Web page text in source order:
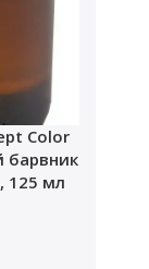
Color
барвник
125 мл